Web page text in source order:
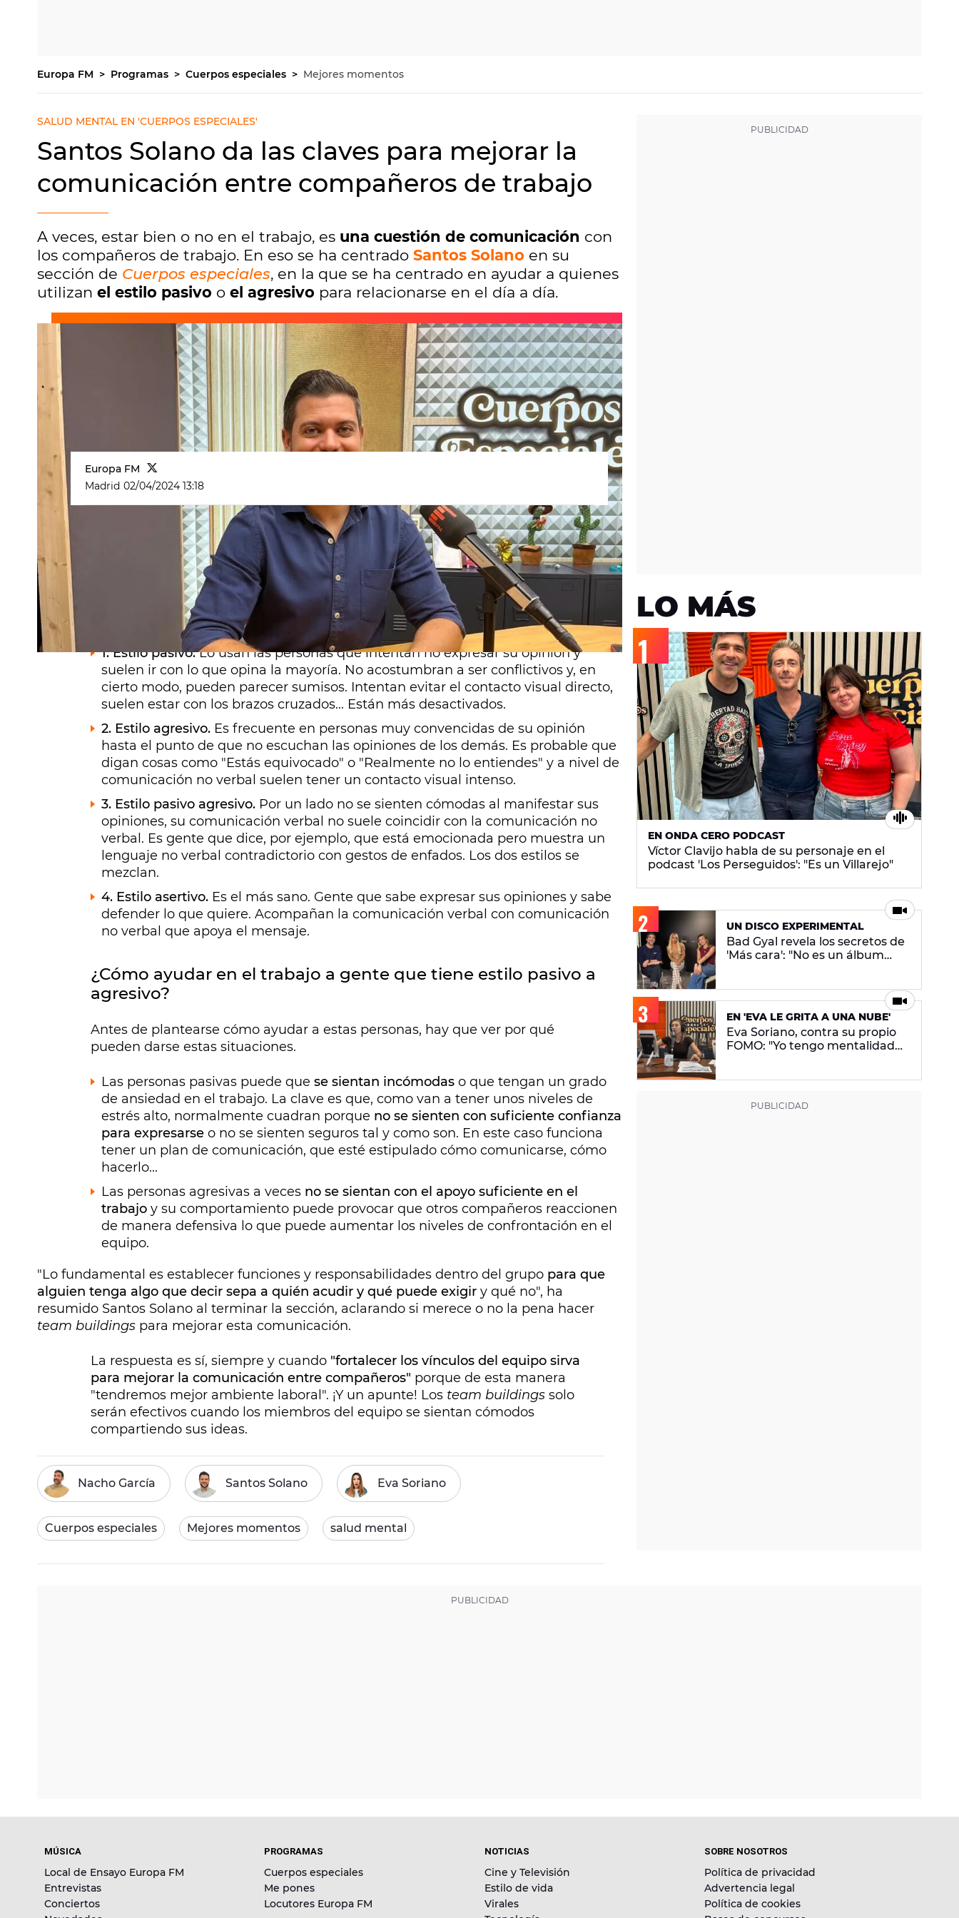
Europa FM Programas Cuerpos especiales Mejores momentos
SALUD MENTAL EN 'CUERPOS ESPECIALES'
Santos Solano da las claves para mejorar la
comunicación entre compañeros de trabajo
A veces, estar bien o no en el trabajo, es una cuestión de comunicación con
los compañeros de trabajo. En eso se ha centrado Santos Solano en su
sección de Cuerpos especiales, en la que se ha centrado en ayudar a quienes
utilizan el estilo pasivo o el agresivo para relacionarse en el día a día.
Europa FM
Madrid 02/04/2024 13:18
comunicación en el trabajo es clave para ir más feliz a la oficina y también
para mejorar la productividad.
De eso ha habladoSantos Solano este martes en su sección deCuerpos
, donde ha descrito los distintos estilos que existen de comunicación
y se ha centrado en el pasivo y el agresivo.
1. Estilo pasivo.Lo usan las personas que intentan no expresar su opinión y
suelen ir con lo que opina la mayoría. No acostumbran a ser conflictivos y, en
cierto modo, pueden parecer sumisos. Intentan evitar el contacto visual directo,
suelen estar con los brazos cruzados... Están más desactivados.
2. Estilo agresivo. Es frecuente en personas muy convencidas de su opinión
hasta el punto de que no escuchan las opiniones de los demás. Es probable que
digan cosas como "Estás equivocado" o "Realmente no lo entiendes" y a nivel de
comunicación no verbal suelen tener un contacto visual intenso.
3. Estilo pasivo agresivo. Por un lado no se sienten cómodas al manifestar sus
opiniones, su comunicación verbal no suele coincidir con la comunicación no
verbal. Es gente que dice, por ejemplo, que está emocionada pero muestra un
lenguaje no verbal contradictorio con gestos de enfados. Los dos estilos se
mezclan.
4. Estilo asertivo. Es el más sano. Gente que sabe expresar sus opiniones y sabe
defender lo que quiere. Acompañan la comunicación verbal con comunicación
no verbal que apoya el mensaje.
¿Cómo ayudar en el trabajo a gente que tiene estilo pasivo a
agresivo?
Antes de plantearse cómo ayudar a estas personas, hay que ver por qué
pueden darse estas situaciones.
Las personas pasivas puede que se sientan incómodas o que tengan un grado
de ansiedad en el trabajo. La clave es que, como van a tener unos niveles de
estrés alto, normalmente cuadran porque no se sienten con suficiente confianza
para expresarse o no se sienten seguros tal y como son. En este caso funciona
tener un plan de comunicación, que esté estipulado cómo comunicarse, cómo
hacerlo...
Las personas agresivas a veces no se sientan con el apoyo suficiente en el
trabajo y su comportamiento puede provocar que otros compañeros reaccionen
de manera defensiva lo que puede aumentar los niveles de confrontación en el
equipo.
"Lo fundamental es establecer funciones y responsabilidades dentro del grupo para que
alguien tenga algo que decir sepa a quién acudir y qué puede exigir y qué no", ha
resumido Santos Solano al terminar la sección, aclarando si merece o no la pena hacer
team buildings para mejorar esta comunicación.
La respuesta es sí, siempre y cuando "fortalecer los vínculos del equipo sirva
para mejorar la comunicación entre compañeros" porque de esta manera
"tendremos mejor ambiente laboral". ¡Y un apunte! Los team buildings solo
serán efectivos cuando los miembros del equipo se sientan cómodos
compartiendo sus ideas.
Nacho García Santos Solano Eva Soriano
Cuerpos especiales Mejores momentos salud mental
LO MÁS
EN ONDA CERO PODCAST
Víctor Clavijo habla de su personaje en el
podcast 'Los Perseguidos': "Es un Villarejo"
UN DISCO EXPERIMENTAL
Bad Gyal revela los secretos de
'Más cara': "No es un álbum
EN 'EVA LE GRITA A UNA NUBE'
Eva Soriano, contra su propio
FOMO: "Yo tengo mentalidad
MÚSICA
Local de Ensayo Europa FM
Entrevistas
Conciertos
PROGRAMAS
Cuerpos especiales
Me pones
Locutores Europa FM
NOTICIAS
Cine y Televisión
Estilo de vida
Virales
SOBRE NOSOTROS
Política de privacidad
Advertencia legal
Política de cookies